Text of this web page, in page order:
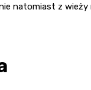
natomiast z